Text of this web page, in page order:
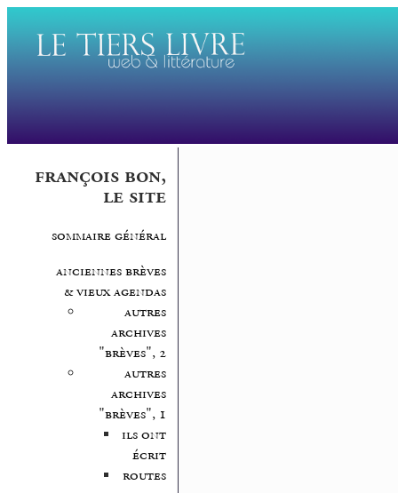
françois bon,
le site
sommaire général
anciennes brèves
& vieux agendas
autres
archives
"brèves", 2
autres
archives
"brèves", 1
ils ont
écrit
routes